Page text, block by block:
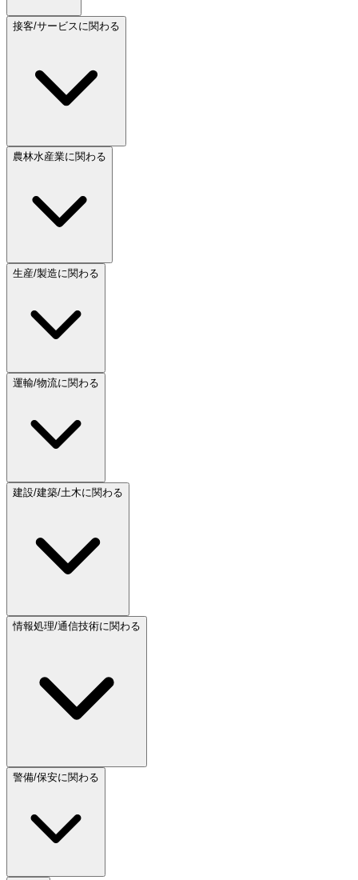
接客/サービスに関わる
農林水産業に関わる
生産/製造に関わる
運輸/物流に関わる
建設/建築/土木に関わる
情報処理/通信技術に関わる
警備/保安に関わる